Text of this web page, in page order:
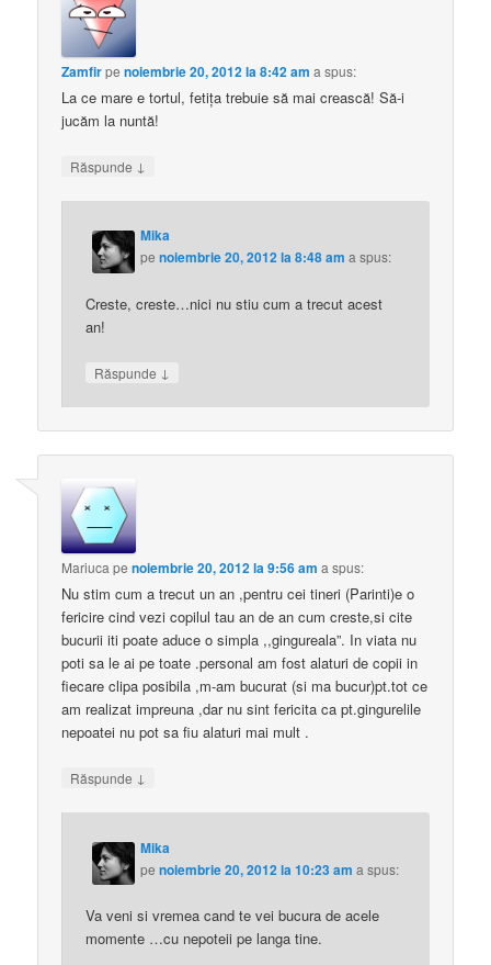
Zamfirpenoiembrie 20, 2012 la 8:42 am a spus:
La ce mare e tortul, fetiţa trebuie să mai crească! Să-i
jucăm la nuntă!
Răspunde ↓
Mika
penoiembrie 20, 2012 la 8:48 am a spus:
Creste, creste…nici nu stiu cum a trecut acest
an!
Răspunde ↓
Mariuca penoiembrie 20, 2012 la 9:56 am a spus:
Nu stim cum a trecut un an ,pentru cei tineri (Parinti)e o
fericire cind vezi copilul tau an de an cum creste,si cite
bucurii iti poate aduce o simpla ,,gingureala”. In viata nu
poti sa le ai pe toate .personal am fost alaturi de copii in
fiecare clipa posibila ,m-am bucurat (si ma bucur)pt.tot ce
am realizat impreuna ,dar nu sint fericita ca pt.gingurelile
nepoatei nu pot sa fiu alaturi mai mult .
Răspunde ↓
Mika
penoiembrie 20, 2012 la 10:23 am a spus:
Va veni si vremea cand te vei bucura de acele
momente …cu nepoteii pe langa tine.